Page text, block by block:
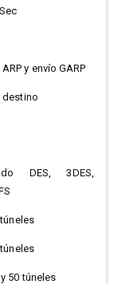
y envío GARP
destino
DES, 3DES,
50 túneles